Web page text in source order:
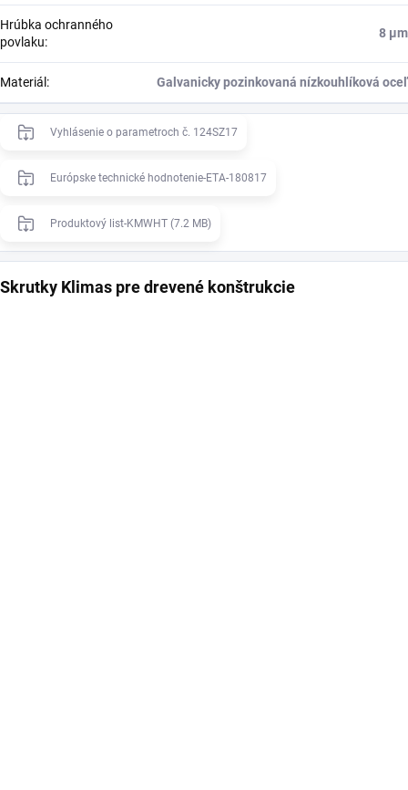
Hrúbka ochranného
povlaku:
8 μm
Materiál: Galvanicky pozinkovaná nízkouhlíková oceľ
Vyhlásenie o parametroch č. 124SZ17
Európske technické hodnotenie-ETA-180817
Produktový list-KMWHT (7.2 MB)
Skrutky Klimas pre drevené konštrukcie